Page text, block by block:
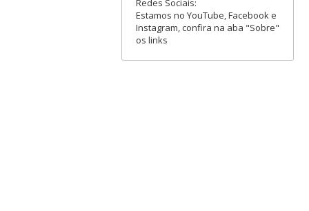
Redes Sociais:
Estamos no YouTube, Facebook e
Instagram, confira na aba "Sobre"
os links